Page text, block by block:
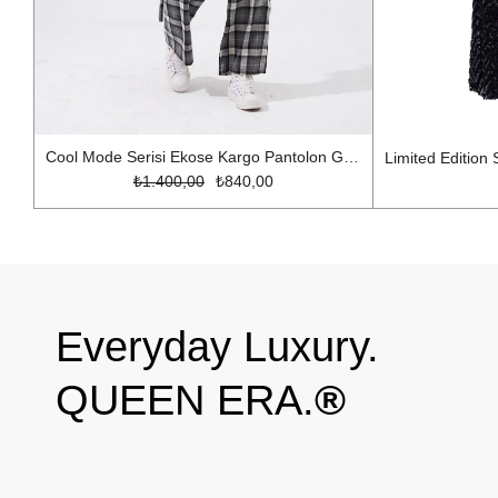
₺840,00
₺1.400,00
Everyday Luxury.
QUEEN ERA.®